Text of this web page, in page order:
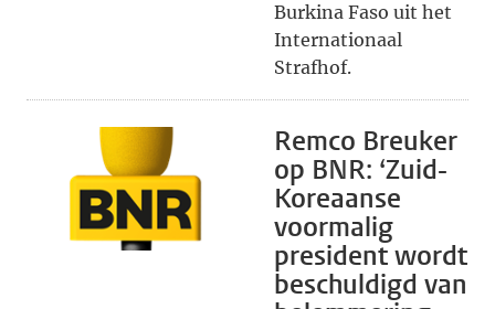
Burkina Faso uit het
Internationaal
Strafhof.
Remco Breuker
op BNR: ‘Zuid-
Koreaanse
voormalig
president wordt
beschuldigd van